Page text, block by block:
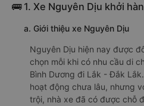
🚌 1. Xe Nguyên Dịu khởi
a. Giới thiệu xe Nguyên Dịu
Nguyên Dịu hiện nay được
chọn mỗi khi có nhu cầu di
Bình Dương đi Lắk - Đắk
hoạt động chưa lâu, nhưng
trội, nhà xe đã có được chỗ